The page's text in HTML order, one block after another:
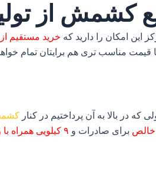
کشمش از
این امکان را دارید که خرید مستقیم از
قیمت مناسب تری هم برایتان تمام
که در بالا به آن پرداختیم در کنار
برای صادرات و ۹ کیلویی همراه با وزن کارتون